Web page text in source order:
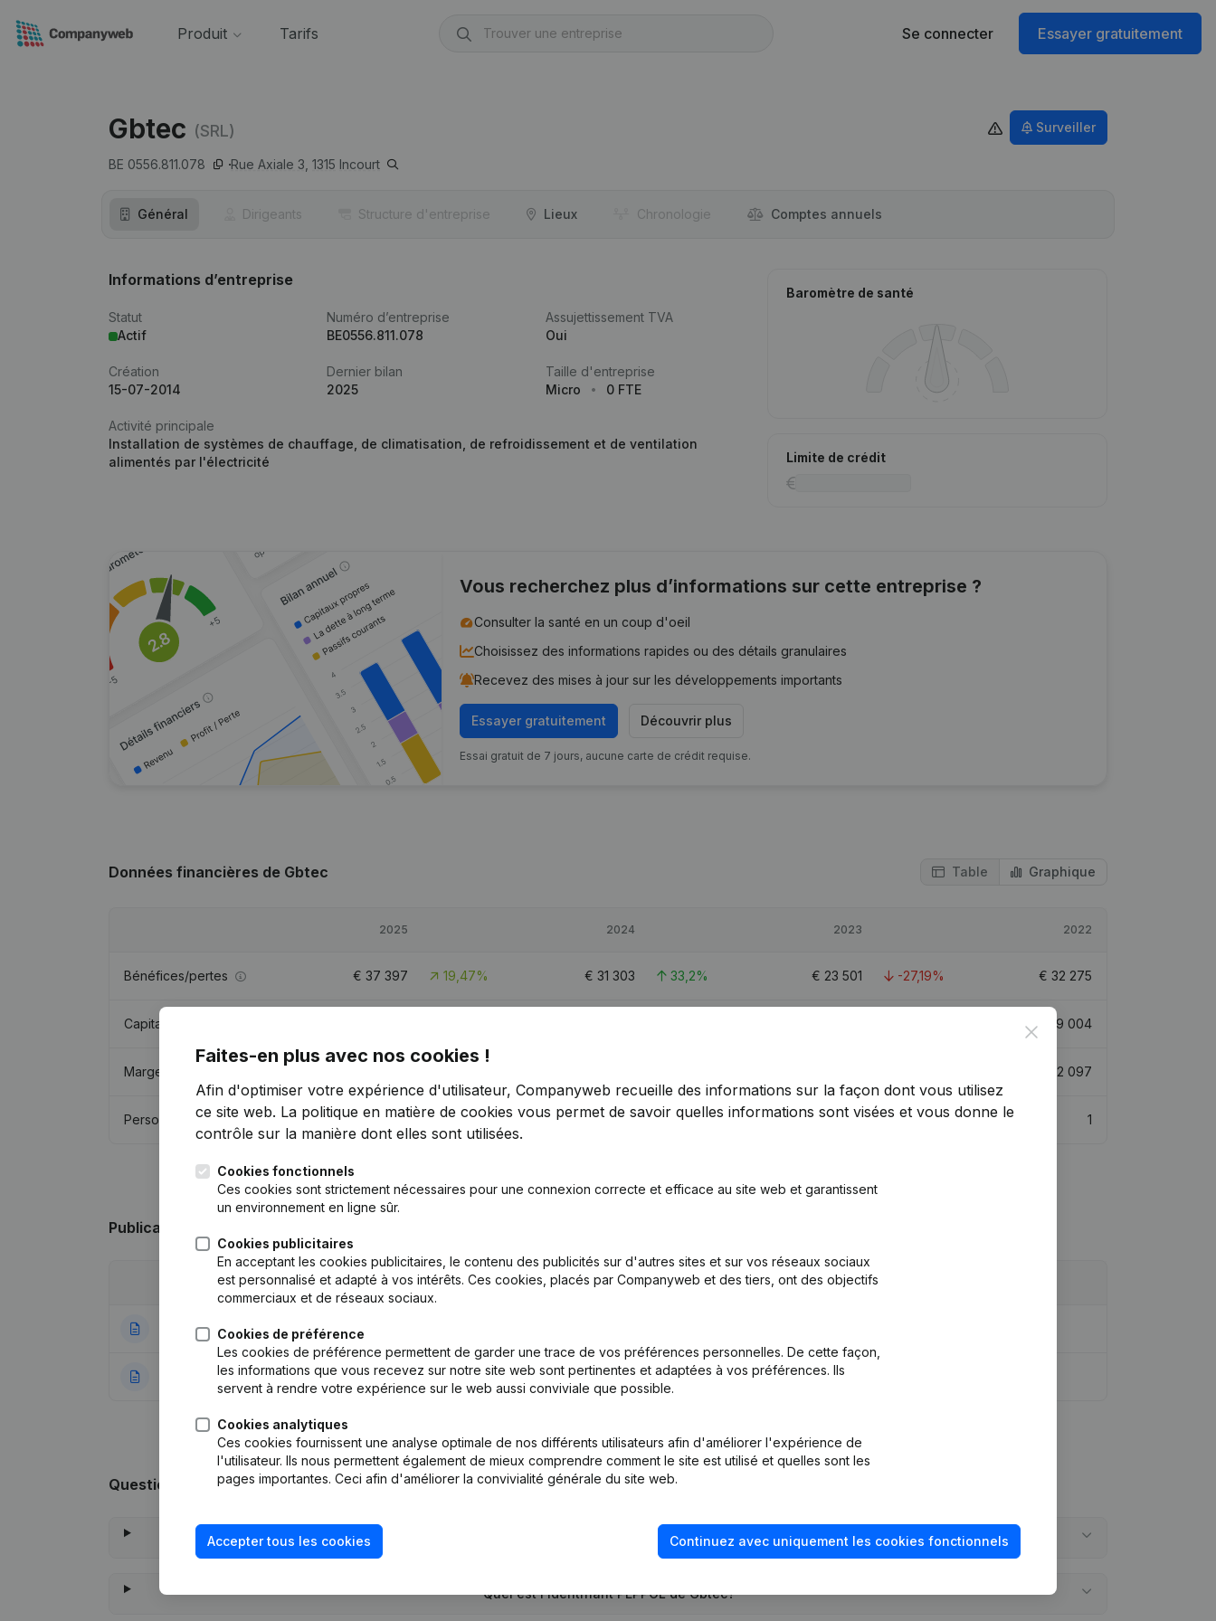
Produit Tarifs Se connecter Essayer gratuitement
Gbtec (SRL)
BE 0556.811.078 Rue Axiale 3, 1315 Incourt
Surveiller
Général Dirigeants Structure d'entreprise Lieux Chronologie Comptes annuels
Informations d’entreprise
Statut
Actif
Numéro d’entreprise
BE0556.811.078
Assujettissement TVA
Oui
Création
15-07-2014
Dernier bilan
2025
Taille d'entreprise
Micro
0 FTE
Activité principale
Installation de systèmes de chauffage, de climatisation, de refroidissement et de ventilation
alimentés par l'électricité
Baromètre de santé
Limite de crédit
Vous recherchez plus d’informations sur cette entreprise ?
Consulter la santé en un coup d'oeil
Choisissez des informations rapides ou des détails granulaires
Recevez des mises à jour sur les développements importants
Essayer gratuitement Découvrir plus
Essai gratuit de 7 jours, aucune carte de crédit requise.
Données financières de Gbtec Table Graphique
2025 2024 2023 2022
Bénéfices/pertes € 37 397 19,47% € 31 303 33,2% € 23 501 -27,19% € 32 275
Capitaux propres € 99 004
Marge brute 102 097
Personnel 0,7 1
Publications
Publication
12-01-2024 Statuts (Traduction, Coordination, Autres Modifications,...)
05-08-2014 Rubrique Constitution (Nouvelle Personne Morale, Ouverture Succursale, etc...)
Questions fréquemment posées
Quel est le numéro de TVA de Gbtec?
Quel est l'identifiant PEPPOL de Gbtec?
Close
Faites-en plus avec nos cookies !
Afin d'optimiser votre expérience d'utilisateur, Companyweb recueille des informations sur la façon dont vous utilisez
ce site web. La politique en matière de cookies vous permet de savoir quelles informations sont visées et vous donne le
contrôle sur la manière dont elles sont utilisées.
Cookies fonctionnels
Ces cookies sont strictement nécessaires pour une connexion correcte et efficace au site web et garantissent
un environnement en ligne sûr.
Cookies publicitaires
En acceptant les cookies publicitaires, le contenu des publicités sur d'autres sites et sur vos réseaux sociaux
est personnalisé et adapté à vos intérêts. Ces cookies, placés par Companyweb et des tiers, ont des objectifs
commerciaux et de réseaux sociaux.
Cookies de préférence
Les cookies de préférence permettent de garder une trace de vos préférences personnelles. De cette façon,
les informations que vous recevez sur notre site web sont pertinentes et adaptées à vos préférences. Ils
servent à rendre votre expérience sur le web aussi conviviale que possible.
Cookies analytiques
Ces cookies fournissent une analyse optimale de nos différents utilisateurs afin d'améliorer l'expérience de
l'utilisateur. Ils nous permettent également de mieux comprendre comment le site est utilisé et quelles sont les
pages importantes. Ceci afin d'améliorer la convivialité générale du site web.
Accepter tous les cookies Continuez avec uniquement les cookies fonctionnels